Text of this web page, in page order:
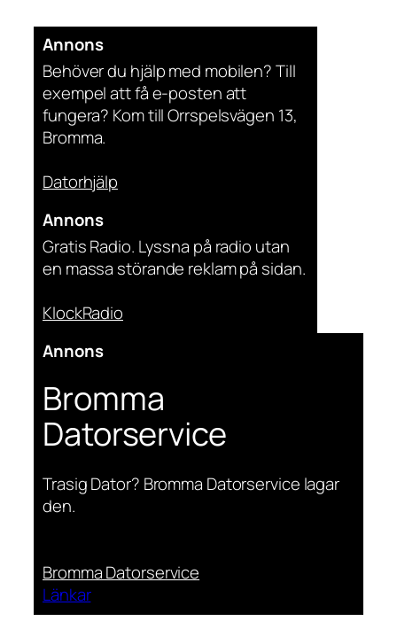
Annons
Behöver du hjälp med mobilen? Till
exempel att få e-posten att
fungera? Kom till Orrspelsvägen 13,
Bromma.
Datorhjälp
Annons
Gratis Radio. Lyssna på radio utan
en massa störande reklam på sidan.
KlockRadio
Annons
Bromma
Datorservice
Trasig Dator? Bromma Datorservice lagar
den.
Bromma Datorservice
Länkar